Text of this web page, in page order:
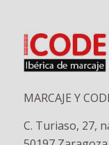
MARCAJE Y
C. Turiaso, 27,